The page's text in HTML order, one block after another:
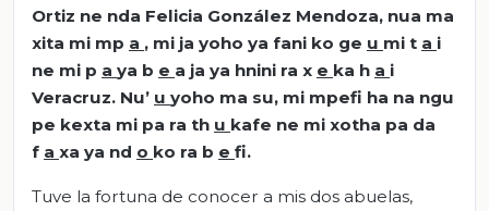
Ortiz ne nda Felicia González Mendoza, nua ma
xita mi mp a , mi ja yoho ya fani ko ge u mi t a i
ne mi p a ya b e a ja ya hnini ra x e ka h a i
Veracruz. Nu’ u yoho ma su, mi mpefi ha na ngu
pe kexta mi pa ra th u kafe ne mi xotha pa da
f a xa ya nd o ko ra b e fi.
Tuve la fortuna de conocer a mis dos abuelas,